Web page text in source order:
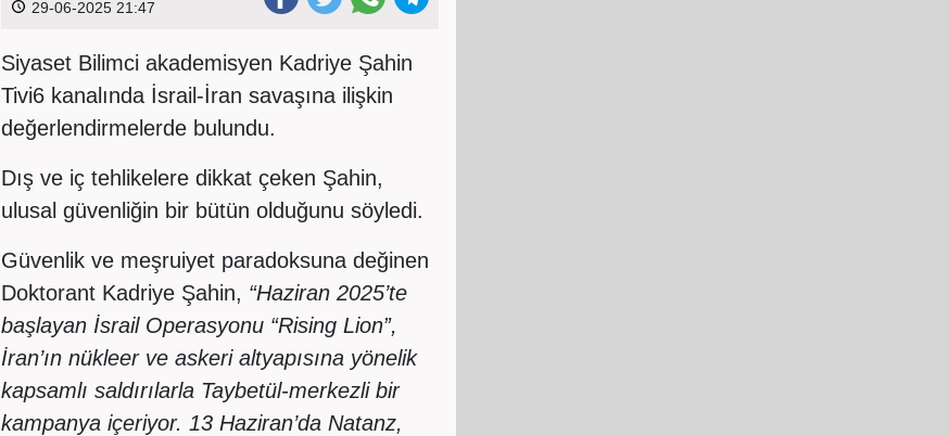
29-06-2025 21:47
Siyaset Bilimci akademisyen Kadriye Şahin
Tivi6 kanalında İsrail-İran savaşına ilişkin
değerlendirmelerde bulundu.
Dış ve iç tehlikelere dikkat çeken Şahin,
ulusal güvenliğin bir bütün olduğunu söyledi.
Güvenlik ve meşruiyet paradoksuna değinen
Doktorant Kadriye Şahin, “Haziran 2025’te
başlayan İsrail Operasyonu “Rising Lion”,
İran’ın nükleer ve askeri altyapısına yönelik
kapsamlı saldırılarla Taybetül-merkezli bir
kampanya içeriyor. 13 Haziran’da Natanz,